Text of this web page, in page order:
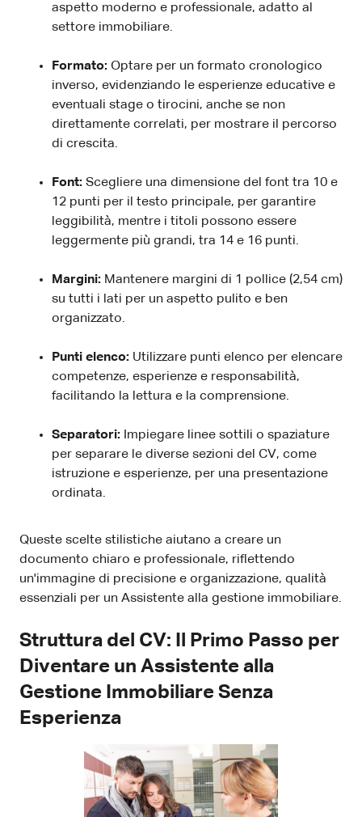
aspetto moderno e professionale, adatto al
settore immobiliare.
Formato: Optare per un formato cronologico
inverso, evidenziando le esperienze educative e
eventuali stage o tirocini, anche se non
direttamente correlati, per mostrare il percorso
di crescita.
Font: Scegliere una dimensione del font tra 10 e
12 punti per il testo principale, per garantire
leggibilità, mentre i titoli possono essere
leggermente più grandi, tra 14 e 16 punti.
Margini: Mantenere margini di 1 pollice (2,54 cm)
su tutti i lati per un aspetto pulito e ben
organizzato.
Punti elenco: Utilizzare punti elenco per elencare
competenze, esperienze e responsabilità,
facilitando la lettura e la comprensione.
Separatori: Impiegare linee sottili o spaziature
per separare le diverse sezioni del CV, come
istruzione e esperienze, per una presentazione
ordinata.
Queste scelte stilistiche aiutano a creare un
documento chiaro e professionale, riflettendo
un'immagine di precisione e organizzazione, qualità
essenziali per un Assistente alla gestione immobiliare.
Struttura del CV: Il Primo Passo per
Diventare un Assistente alla
Gestione Immobiliare Senza
Esperienza